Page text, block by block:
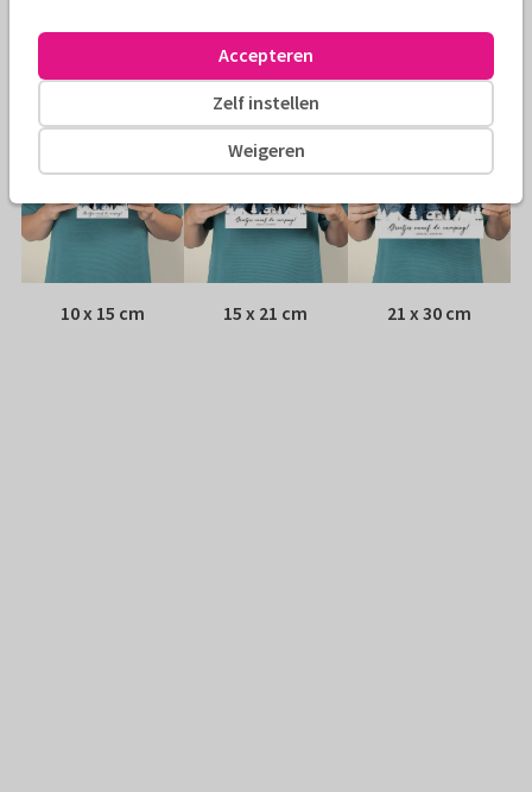
Adres: Achterop de kaart
Formaten
10 x 15 cm 15 x 21 cm 21 x 30 cm
Weigeren
Zelf instellen
Accepteren